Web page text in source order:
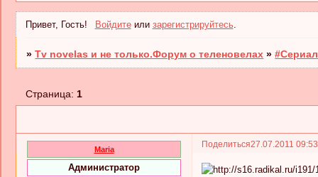
Привет, Гость! Войдитеили зарегистрируйтесь.
»Tv novelas и не только.Форум о теленовелах »
Страница:1
Поделиться27.07.2011
Maria
Администратор